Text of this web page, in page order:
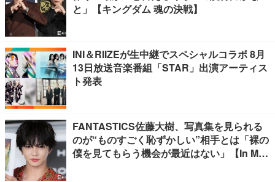
と」【キングダム 魂の決戦】
INI＆RIIZEが生中継でスペシャルコラボ 8月
13日放送音楽番組「STAR」出演アーティス
ト発表
FANTASTICS佐藤大樹、写真集を見られる
のが“ものすごく恥ずかしい”相手とは「裸の
僕を見てもらう機会が最近はない」【In Moti